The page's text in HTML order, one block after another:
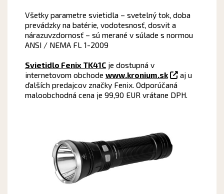
Všetky parametre svietidla – svetelný tok, doba
prevádzky na batérie, vodotesnosť, dosvit a
nárazuvzdornosť – sú merané v súlade s normou
ANSI / NEMA FL 1-2009
Svietidlo Fenix ​​TK41Cje dostupná v
internetovom obchode www.kronium.sk
aj u
ďalších predajcov značky Fenix. Odporúčaná
maloobchodná cena je 99,90 EUR vrátane DPH.